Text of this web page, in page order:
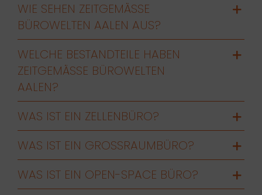
WIE SEHEN ZEITGEMÄSSE B
ÜROWELTEN AALEN AUS?
WELCHE BESTANDTEILE HABEN
ZEITGEMÄSSE BÜROWELTEN A
ALEN?
WAS IST EIN ZELLENBÜRO?
WAS IST EIN GROSSRAUMBÜRO?
WAS IST EIN OPEN-SPACE BÜRO?